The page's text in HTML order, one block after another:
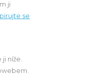
ji
se
níže.